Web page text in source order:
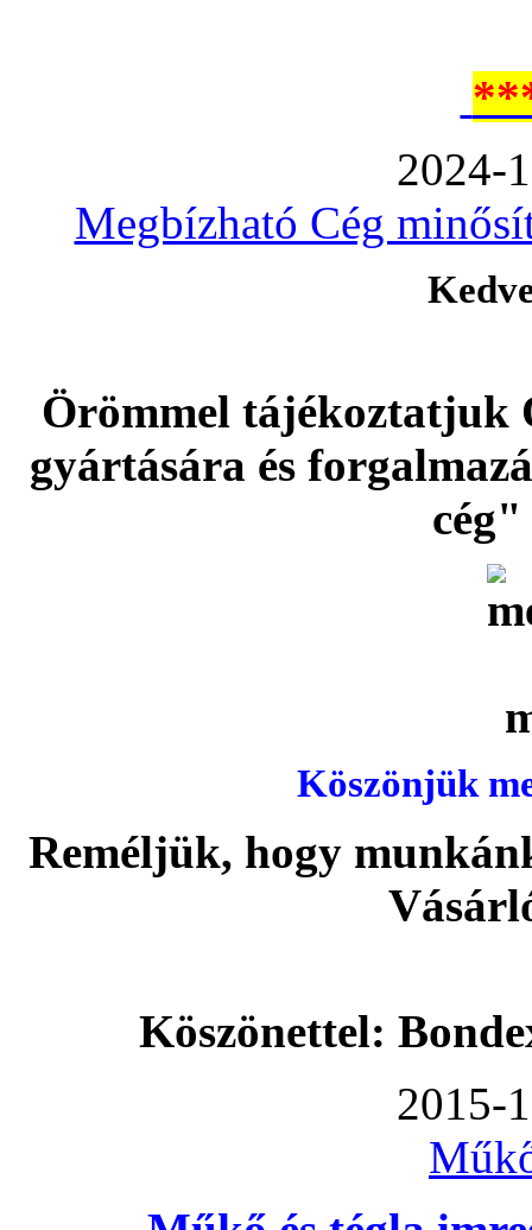
2024-
Megbízható Cég
Örömmel tájékoztatjuk
gyártására és
Köszönjük
Reméljük, hogy
Köszönettel:
2015-